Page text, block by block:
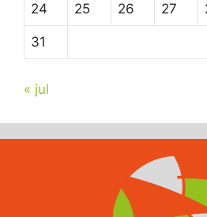
24 25 26 27
31
« jul